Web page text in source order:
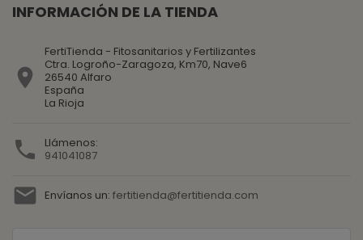
INFORMACIÓN DE LA TIENDA

FertiTienda - Fitosanitarios y Fertilizantes
Ctra. Logroño-Zaragoza, Km70, Nave6
26540 Alfaro
España
La Rioja

Llámenos:
941041087
 Envíanos un: fertitienda@fertitienda.com